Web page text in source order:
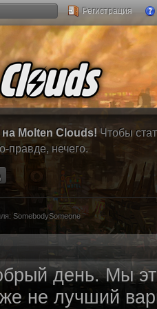
Регистрация
Molten Clouds! Чтобы
правде, нечего.
SomebodySomeone
день. Мы
не лучший